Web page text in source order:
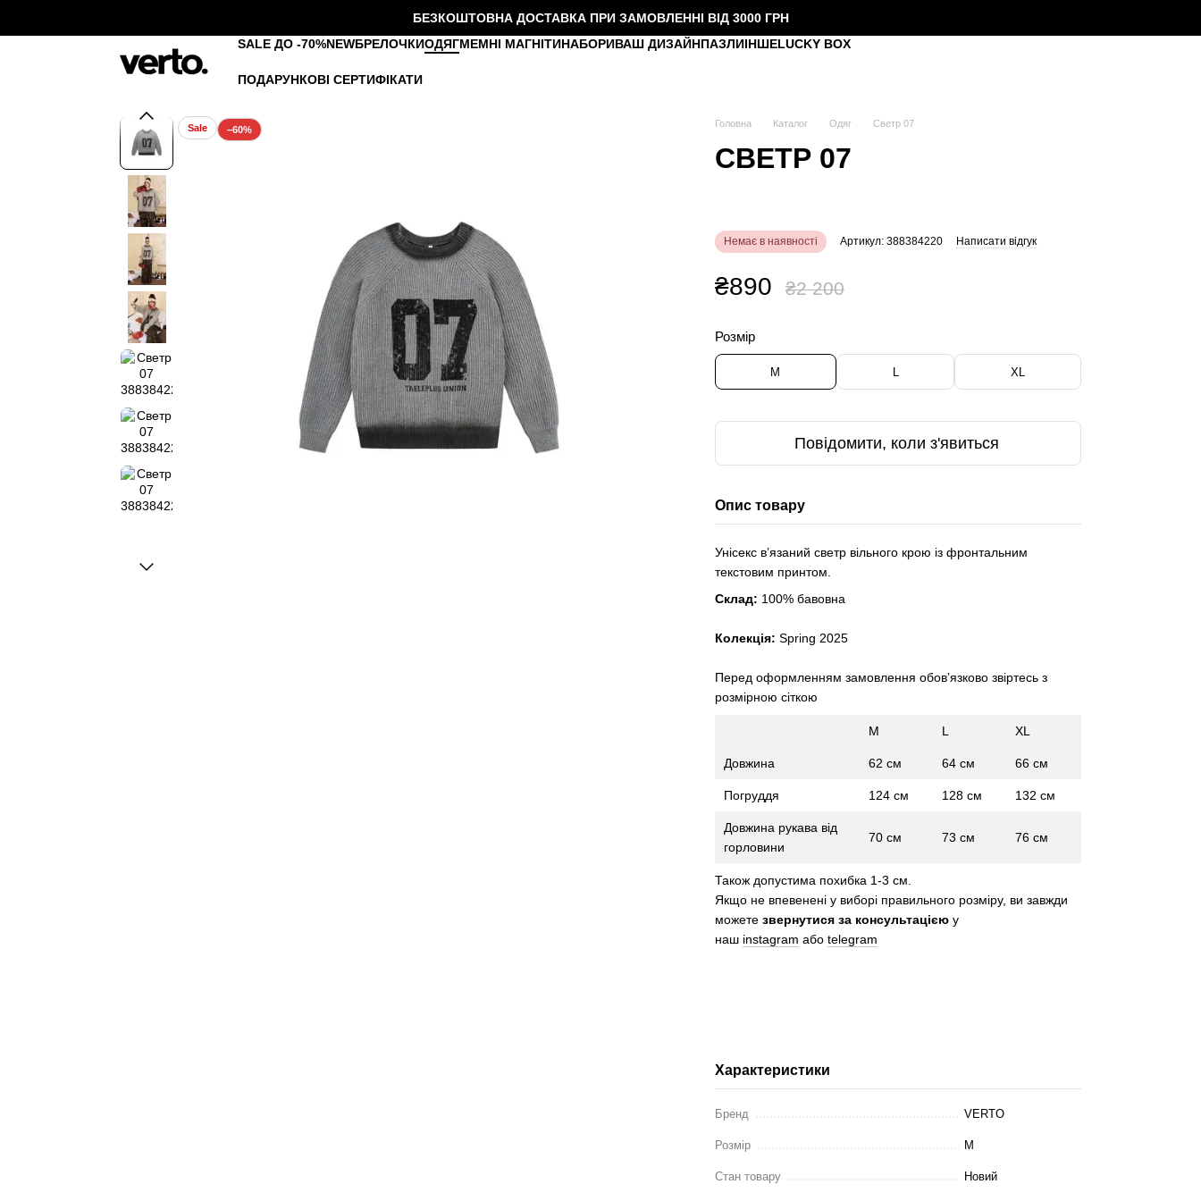
БЕЗКОШТОВНА ДОСТАВКА ПРИ ЗАМОВЛЕННІ ВІД 3000 ГРН
SALE ДО -70%NEWБРЕЛОЧКИОДЯГМЕМНІ МАГНІТИНАБОРИВАШ ДИЗАЙНПАЗЛИІНШЕLUCKY BOX
ПОДАРУНКОВІ СЕРТИФІКАТИ
Sale −60%
Головна Каталог Одяг Светр 07
СВЕТР 07
Немає в наявності Артикул: 388384220 Написати відгук
₴890 ₴2 200
Розмір
M L XL
Повідомити, коли з'явиться
Опис товару
Унісекс вʼязаний светр вільного крою із фронтальним
текстовим принтом.
Склад: 100% бавовна
Колекція: Spring 2025
Перед оформленням замовлення обовʼязково звіртесь з
розмірною сіткою
M L XL
Довжина 62 см 64 см 66 см
Погруддя 124 см 128 см 132 см
Довжина рукава від
горловини
70 см 73 см 76 см
Також допустима похибка 1-3 см.
Якщо не впевенені у виборі правильного розміру, ви завжди
можете звернутися за консультацієюу
наш instagram або telegram
Характеристики
Бренд VERTO
Розмір M
Стан товару Новий